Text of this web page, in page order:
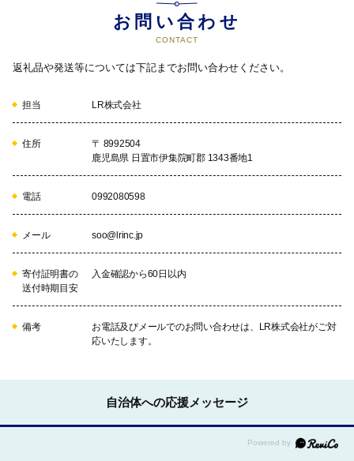
お問い合わせ
CONTACT
返礼品や発送等については下記までお問い合わせください。
担当 LR株式会社
住所
〒 8992504
鹿児島県 日置市伊集院町郡 1343番地1
電話 0992080598
メール soo@lrinc.jp
寄付証明書の
送付時期目安
入金確認から60日以内
備考
お電話及びメールでのお問い合わせは、LR株式会社がご対
応いたします。
自治体への応援メッセージ